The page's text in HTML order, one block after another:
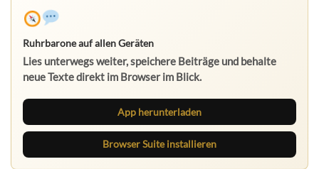
Ruhrbarone auf allen Geräten
Lies unterwegs weiter, speichere Beiträge und behalte
neue Texte direkt im Browser im Blick.
App herunterladen
Browser Suite installieren